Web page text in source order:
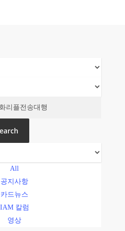
All
공지사항
카드뉴스
IAM 칼럼
영상